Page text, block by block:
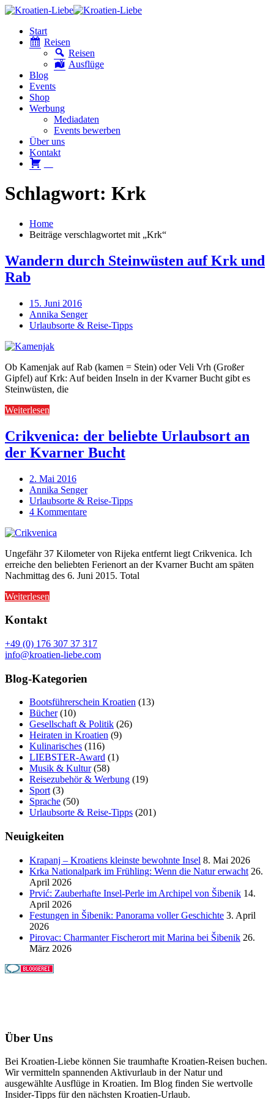
Start
Reisen
Reisen
Ausflüge
Blog
Events
Shop
Werbung
Mediadaten
Events bewerben
Über uns
Kontakt
Schlagwort: Krk
Home
Beiträge verschlagwortet mit „Krk“
Wandern durch Steinwüsten auf Krk und
Rab
15. Juni 2016
Annika Senger
Urlaubsorte & Reise-Tipps
Ob Kamenjak auf Rab (kamen = Stein) oder Veli Vrh (Großer
Gipfel) auf Krk: Auf beiden Inseln in der Kvarner Bucht gibt es
Steinwüsten, die
Weiterlesen
Crikvenica: der beliebte Urlaubsort an
der Kvarner Bucht
2. Mai 2016
Annika Senger
Urlaubsorte & Reise-Tipps
4 Kommentare
Ungefähr 37 Kilometer von Rijeka entfernt liegt Crikvenica. Ich
erreiche den beliebten Ferienort an der Kvarner Bucht am späten
Nachmittag des 6. Juni 2015. Total
Weiterlesen
Kontakt
+49 (0) 176 307 37 317
info@kroatien-liebe.com
Blog-Kategorien
Bootsführerschein Kroatien (13)
Bücher(10)
Gesellschaft & Politik (26)
Heiraten in Kroatien (9)
Kulinarisches (116)
LIEBSTER-Award (1)
Musik & Kultur(58)
Reisezubehör & Werbung (19)
Sport (3)
Sprache (50)
Urlaubsorte & Reise-Tipps (201)
Neuigkeiten
Krapanj – Kroatiens kleinste bewohnte Insel 8. Mai 2026
Krka Nationalpark im Frühling: Wenn die Natur erwacht 26.
April 2026
Prvić: Zauberhafte Insel-Perle im Archipel von Šibenik 14.
April 2026
Festungen in Šibenik: Panorama voller Geschichte 3. April
2026
Pirovac: Charmanter Fischerort mit Marina bei Šibenik 26.
März 2026
Über Uns
Bei Kroatien-Liebe können Sie traumhafte Kroatien-Reisen buchen.
Wir vermitteln spannenden Aktivurlaub in der Natur und
ausgewählte Ausflüge in Kroatien. Im Blog finden Sie wertvolle
Insider-Tipps für den nächsten Kroatien-Urlaub.